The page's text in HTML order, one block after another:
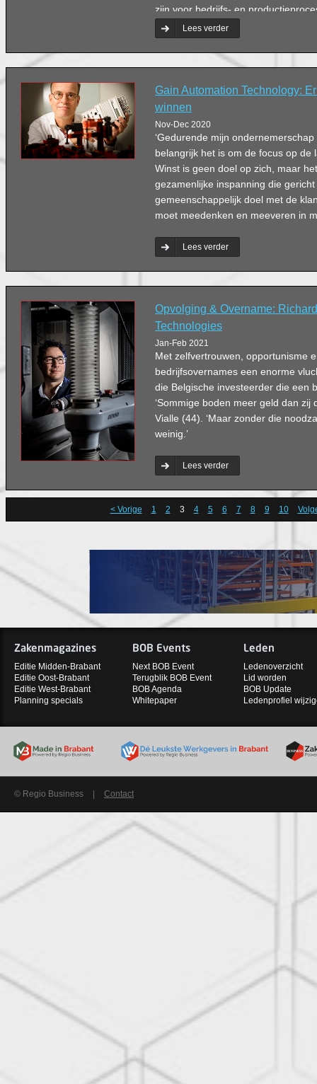
zijn voor bedrijfs- en
dan de paar centen die je
besteden aan buitenlandse
Lees verder
Gain Automation Technology:
winnen
Nov-Dec 2020
‘Gedurende mijn
belangrijk het is om de focus op de
Winst is geen doel op zich, maar
gezamenlijke inspanning die
gemeenschappelijk doel met de
moet meedenken en meeveren in
Lees verder
Opvolging & Overname:
Technologies
Jan-Feb 2021
Met zelfvertrouwen, opportunisme
bedrijfsovernames een enorme
die Belgische investeerder die een
‘Sommige boden meer geld dan zij
Vialle (44). ‘Maar zonder die
weinig.’
Lees verder
< Vorige 1 2 3 4 5 6 7 8 9 10
Zakenmagazines
Editie Midden-Brabant
Editie Oost-Brabant
Editie West-Brabant
Planning specials
BOB Events
Next BOB Event
Terugblik BOB Event
BOB Agenda
Whitepaper
Leden
Ledenoverzicht
Lid worden
BOB Update
Ledenprofiel
© Regio Business Contact